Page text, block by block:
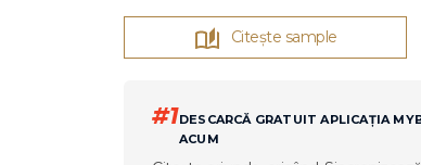
Citește sample
#1DESCARCĂ GRATUIT APLICAȚIA
ACUM